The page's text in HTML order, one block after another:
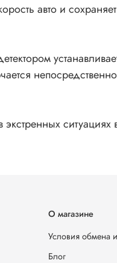
авто и
О магазине
Условия обмена
Блог